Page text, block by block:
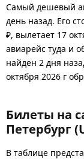
Самый дешевый
день назад. Его
₽, вылетает 17
авиарейс туда и
найден 2 дня
октября 2026 г
Билеты на
Петербург
В таблице